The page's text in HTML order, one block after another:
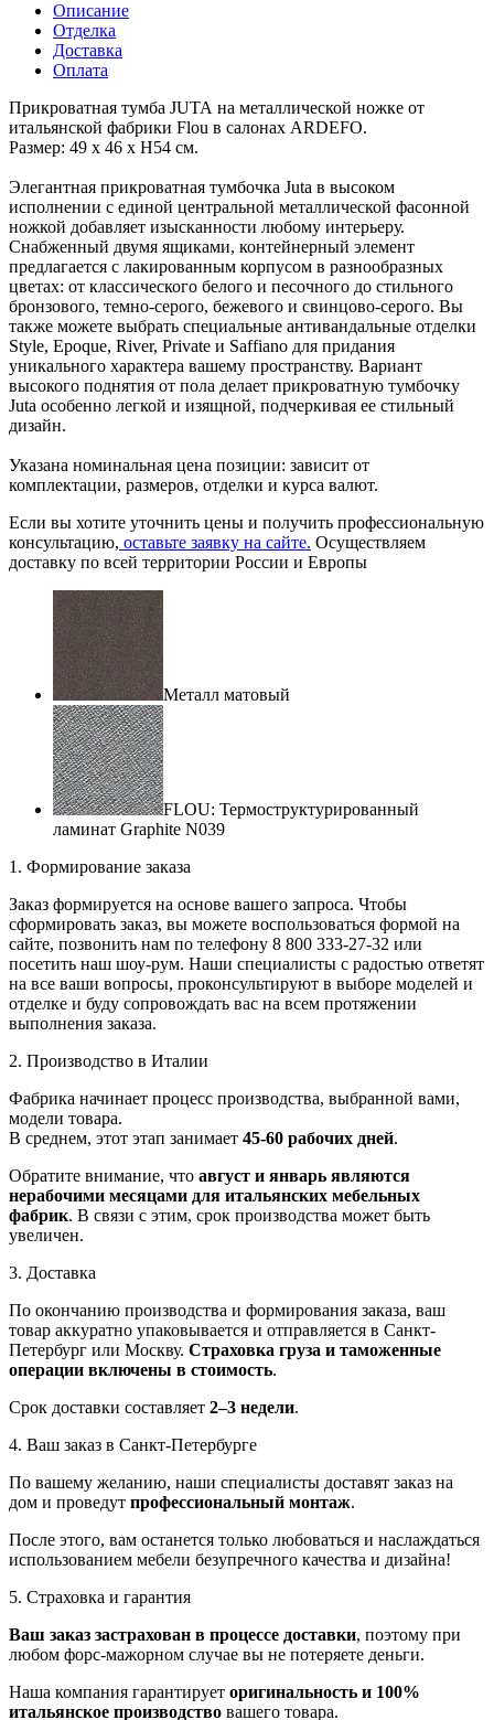
Описание
Отделка
Доставка
Оплата
Прикроватная тумба JUTA на металлической ножке от
итальянской фабрики Flou в салонах ARDEFO.
Размер: 49 x 46 x H54 см.
Элегантная прикроватная тумбочка Juta в высоком
исполнении с единой центральной металлической фасонной
ножкой добавляет изысканности любому интерьеру.
Снабженный двумя ящиками, контейнерный элемент
предлагается с лакированным корпусом в разнообразных
цветах: от классического белого и песочного до стильного
бронзового, темно-серого, бежевого и свинцово-серого. Вы
также можете выбрать специальные антивандальные отделки
Style, Epoque, River, Private и Saffiano для придания
уникального характера вашему пространству. Вариант
высокого поднятия от пола делает прикроватную тумбочку
Juta особенно легкой и изящной, подчеркивая ее стильный
дизайн.
Указана номинальная цена позиции: зависит от
комплектации, размеров, отделки и курса валют.
Если вы хотите уточнить цены и получить профессиональную
консультацию, оставьте заявку на сайте. Осуществляем
доставку по всей территории России и Европы
Металл матовый
FLOU: Термоструктурированный
ламинат Graphite N039
1. Формирование заказа
Заказ формируется на основе вашего запроса. Чтобы
сформировать заказ, вы можете воспользоваться формой на
сайте, позвонить нам по телефону 8 800 333-27-32 или
посетить наш шоу-рум. Наши специалисты с радостью ответят
на все ваши вопросы, проконсультируют в выборе моделей и
отделке и буду сопровождать вас на всем протяжении
выполнения заказа.
2. Производство в Италии
Фабрика начинает процесс производства, выбранной вами,
модели товара.
В среднем, этот этап занимает 45-60 рабочих дней.
Обратите внимание, что август и январь являются
нерабочими месяцами для итальянских мебельных
фабрик. В связи с этим, срок производства может быть
увеличен.
3. Доставка
По окончанию производства и формирования заказа, ваш
товар аккуратно упаковывается и отправляется в Санкт-
Петербург или Москву. Страховка груза и таможенные
операции включены в стоимость.
Срок доставки составляет 2–3 недели.
4. Ваш заказ в Санкт-Петербурге
По вашему желанию, наши специалисты доставят заказ на
дом и проведут профессиональный монтаж.
После этого, вам останется только любоваться и наслаждаться
использованием мебели безупречного качества и дизайна!
5. Страховка и гарантия
Ваш заказ застрахован в процессе доставки, поэтому при
любом форс-мажорном случае вы не потеряете деньги.
Наша компания гарантирует оригинальность и 100%
итальянское производство вашего товара.